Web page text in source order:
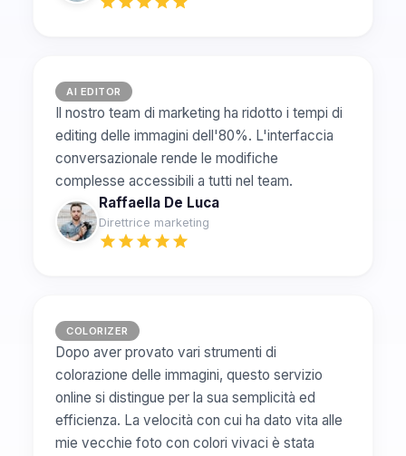
AI EDITOR
Il nostro team di marketing ha ridotto i tempi di
editing delle immagini dell'80%. L'interfaccia
conversazionale rende le modifiche
complesse accessibili a tutti nel team.
Raffaella De Luca
Direttrice marketing
COLORIZER
Dopo aver provato vari strumenti di
colorazione delle immagini, questo servizio
online si distingue per la sua semplicità ed
efficienza. La velocità con cui ha dato vita alle
mie vecchie foto con colori vivaci è stata